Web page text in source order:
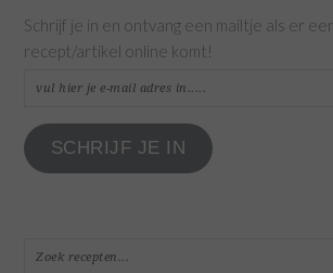
Schrijf je in en ontvang een mailtje als er
recept/artikel online komt!
vul
je
e-
SCHRIJF JE IN